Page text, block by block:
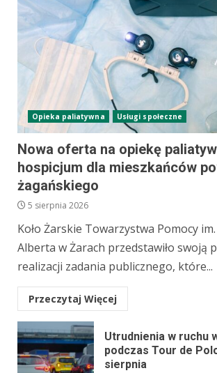
Opieka paliatywna Usługi społeczne
Nowa oferta na opiekę
hospicjum dla mieszkańców
żagańskiego
5 sierpnia 2026
Koło Żarskie Towarzystwa Pomocy
Alberta w Żarach przedstawiło swoją
realizacji zadania publicznego, które...
Przeczytaj Więcej
Utrudnienia w ruchu
podczas Tour de
sierpnia